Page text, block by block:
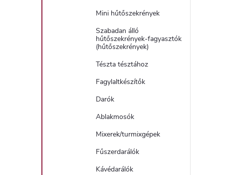
Mini hűtőszekrények
Szabadan álló
hűtőszekrények-fagyasztók
(hűtőszekrények)
Tészta tésztához
Fagylaltkészítők
Darók
Ablakmosók
Mixerek/turmixgépek
Fűszerdarálók
Kávédarálók